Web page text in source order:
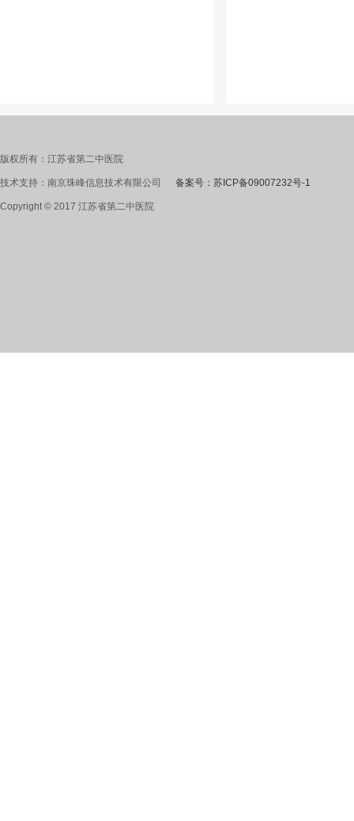
版权所有：江苏省第二中医院
技术支持：南京珠峰信息技术有限公司 备案号：苏ICP备09007232号-1
Copyright © 2017 江苏省第二中医院